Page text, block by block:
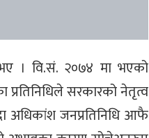
। वि.सं. २०७४ मा भएको
प्रतिनिधिले सरकारको नेतृत्व
अधिकांश जनप्रतिनिधि आफै